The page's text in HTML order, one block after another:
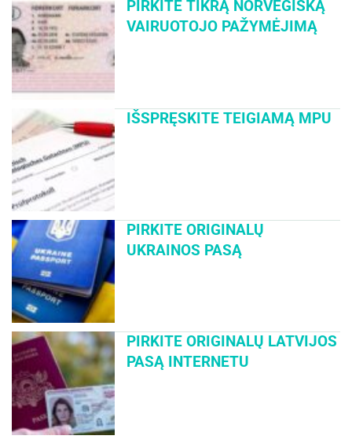
PIRKITE TIKRĄ NORVEGIŠKĄ
VAIRUOTOJO PAŽYMĖJIMĄ
IŠSPRĘSKITE TEIGIAMĄ MPU
PIRKITE ORIGINALŲ
UKRAINOS PASĄ
PIRKITE ORIGINALŲ LATVIJOS
PASĄ INTERNETU